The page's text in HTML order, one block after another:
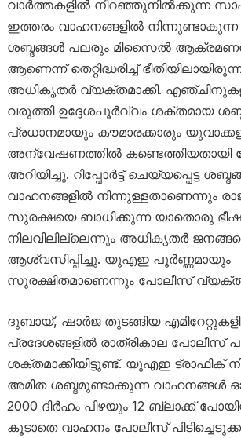
വാർത്തകളിൽ നിറഞ്ഞുനിൽക്കുന്ന
ഇത്തരം വാഹനങ്ങളിൽ നിന്നുണ്ടാകുന്ന
ശബ്ദങ്ങൾ പലരും മിസൈൽ
ആണെന്ന് തെറ്റിദ്ധരിച്ച്
അധികൃതർ വ്യക്തമാക്കി.
വരുത്തി ഉദ്ദേശപൂർവ്വം ശക്തമായ
പ്രധാനമായും കൗമാരക്കാരും
അന്വേഷണത്തിൽ കണ്ടെത്തിയതായി
അറിയിച്ചു. റിപ്പോർട്ട് ചെയ്യപ്പെട്ട
വാഹനങ്ങളിൽ നിന്നുള്ളതാണെന്നും
സുരക്ഷയെ ബാധിക്കുന്ന യാതൊരു
നിലവിലില്ലെന്നും അധികൃതർ
ആശ്വസിപ്പിച്ചു. യുഎഇ പൂർണ്ണമായും
സുരക്ഷിതമാണെന്നും പോലീസ്
ദുബായ്, ഷാർജ തുടങ്ങിയ
പ്രദേശങ്ങളിൽ രാത്രികാല പോലീസ്
ശക്തമാക്കിയിട്ടുണ്ട്. യുഎഇ ട്രാഫിക്
അമിത ശബ്ദമുണ്ടാക്കുന്ന വാഹനങ്ങൾ
2000 ദിർഹം പിഴയും 12 ബ്ലാക്ക്
കൂടാതെ വാഹനം പോലീസ്